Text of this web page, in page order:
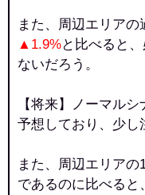
また、周辺エリア
▲1.9%と比べると
ないだろう。
【将来】ノーマル
予想しており、少し
また、周辺エリア
であるのに比べる